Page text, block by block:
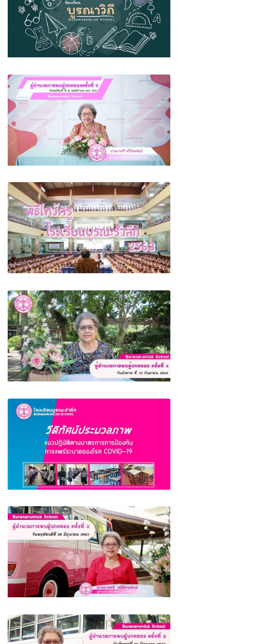
BR Source: EP.2 ห้องเรียนบูรณาวิถี โรงเรียน
บูรณะรำลึก
ผู้อำนวยการพบผู้ปกครอง ครั้งที่ 5 (เตรียม
ความพร้อมสำหรับการเปิดภาคเรียนที่ 2 ปีการ
ศึกษา 2563)
พิธีไหว้ครู โรงเรียนบูรณะรำลึก ตรัง 2563
ผู้อำนวยการพบผู้ปกครอง ครั้งที่ 4 (เรื่องขอ
ความร่วมมือผู้ปกครอง) โรงเรียนบูรณะรำลึก
ประมวลภาพแนวปฏิบัติตามมาตรการการป้องกัน
การแพร่ระบาดของโรค COVID-19 โรงเรียน
บูรณะรำลึก ตรัง